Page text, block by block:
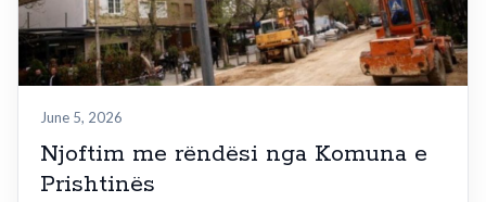
June 5, 2026
Njoftim me rëndësi nga Komuna e
Prishtinës